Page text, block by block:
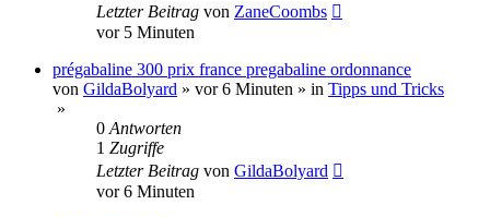
Letzter Beitrag von ZaneCoombs
vor 5 Minuten
prégabaline 300 prix france pregabaline ordonnance
von GildaBolyard » vor 6 Minuten » in Tipps und Tricks
»
0 Antworten
1 Zugriffe
Letzter Beitrag von GildaBolyard
vor 6 Minuten